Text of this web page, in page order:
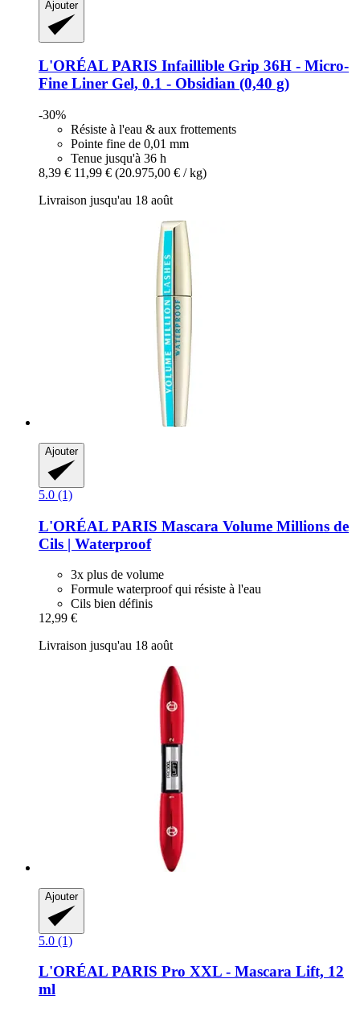
Ajouter
L'ORÉAL PARIS Infaillible Grip 36H -​ Micro-​
Fine Liner Gel, 0.1 -​ Obsidian (0,40 g)
-30%
Résiste à l'eau & aux frottements
Pointe fine de 0,01 mm
Tenue jusqu'à 36 h
8,39 € 11,99 € (20.975,00 € / kg)
Livraison jusqu'au 18 août
Ajouter
5.0 (1)
L'ORÉAL PARIS Mascara Volume Millions de
Cils | Waterproof
3x plus de volume
Formule waterproof qui résiste à l'eau
Cils bien définis
12,99 €
Livraison jusqu'au 18 août
Ajouter
5.0 (1)
L'ORÉAL PARIS Pro XXL -​ Mascara Lift, 12
ml